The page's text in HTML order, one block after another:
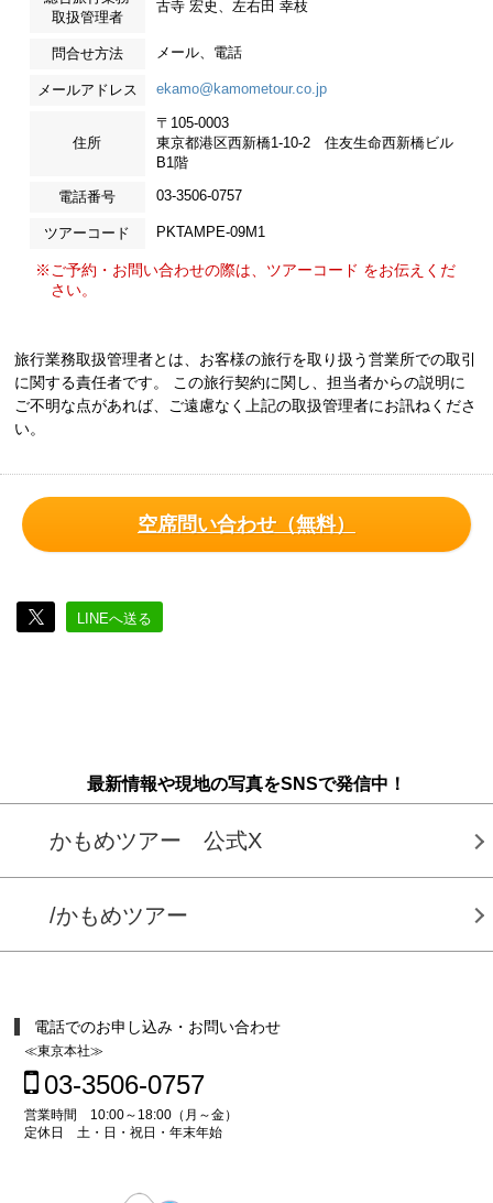
取扱管理者
古寺 宏史、左右田 幸枝
問合せ方法 メール、電話
メールアドレス ekamo@kamometour.co.jp
住所
〒105-0003
東京都港区西新橋1-10-2 住友生命西新橋ビル
B1階
電話番号 03-3506-0757
ツアーコード PKTAMPE-09M1
※ご予約・お問い合わせの際は、ツアーコード をお伝えくだ
さい。
旅行業務取扱管理者とは、お客様の旅行を取り扱う営業所での取引
に関する責任者です。 この旅行契約に関し、担当者からの説明に
ご不明な点があれば、ご遠慮なく上記の取扱管理者にお訊ねくださ
い。
空席問い合わせ（無料）
LINEへ送る
最新情報や現地の写真をSNSで発信中！
かもめツアー 公式X
/かもめツアー
電話でのお申し込み・お問い合わせ
≪東京本社≫
03-3506-0757
営業時間 10:00～18:00（月～金）
定休日 土・日・祝日・年末年始